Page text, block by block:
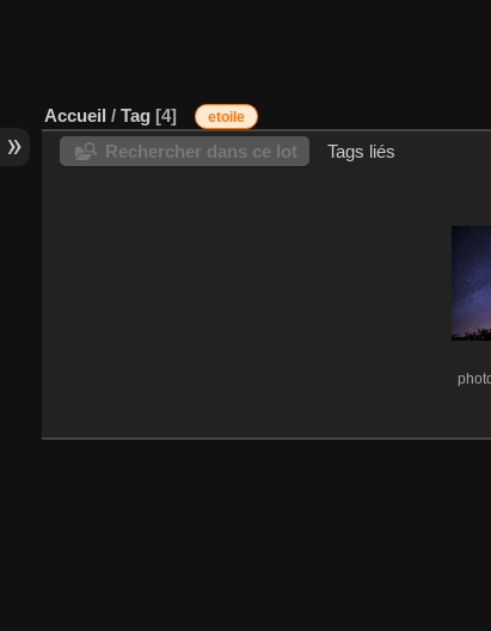
Accueil / Tag 4 etoile
Rechercher dans ce lot Tags liés